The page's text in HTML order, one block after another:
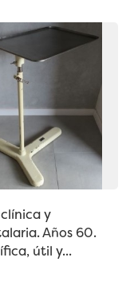
y
Años 60.
útil y...